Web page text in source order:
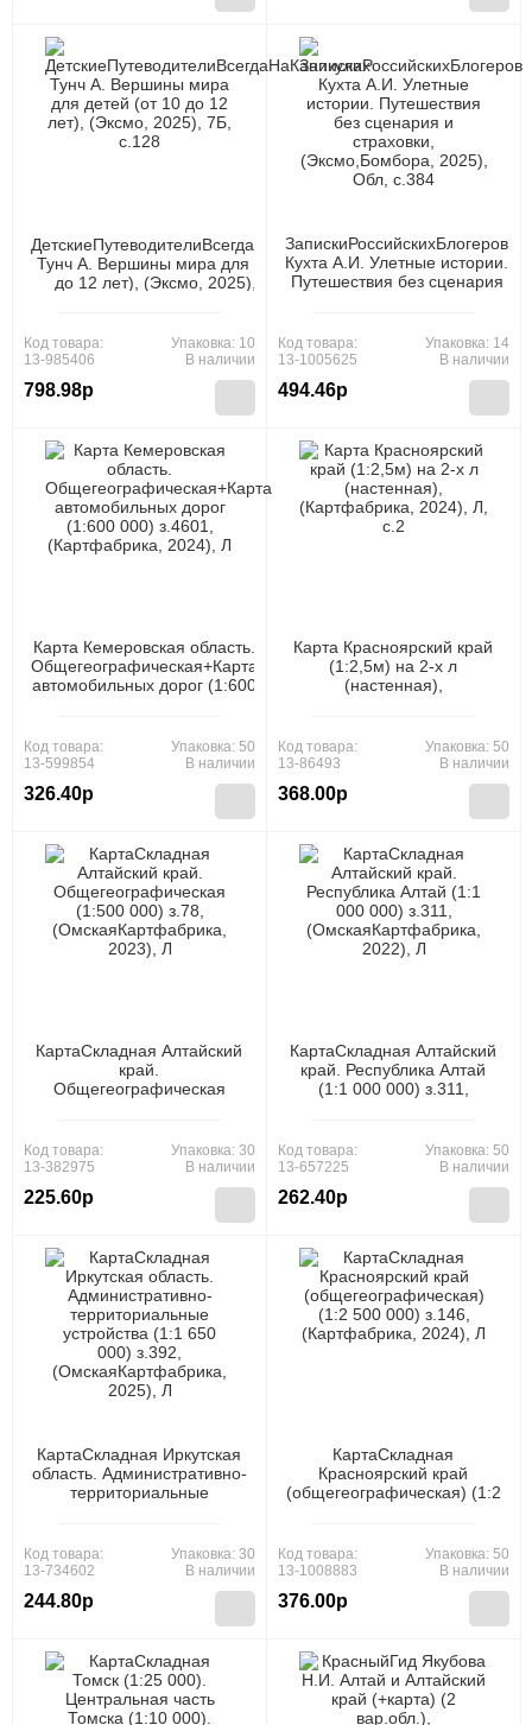
ДетскиеПутеводителиВсегдаНаКаникулах
Тунч А. Вершины мира для детей (от 10
до 12 лет), (Эксмо, 2025), 7Б, c.128
Код товара:
13-985406
798.98р
Упаковка: 10
В наличии
ЗапискиРоссийскихБлогеров
Кухта А.И. Улетные истории.
Путешествия без сценария
Обл, c.384
Код товара:
13-1005625
494.46р
Упаковка: 14
В наличии
Карта Кемеровская область.
Общегеографическая+Карта
автомобильных дорог (1:600
Код товара:
13-599854
326.40р
Упаковка: 50
В наличии
Карта Красноярский край
(1:2,5м) на 2-х л
(настенная),
Код товара:
13-86493
368.00р
Упаковка: 50
В наличии
КартаСкладная Алтайский
край.
Общегеографическая
2023), Л
Код товара:
13-382975
225.60р
Упаковка: 30
В наличии
КартаСкладная Алтайский
край. Республика Алтай
(1:1 000 000) з.311,
Код товара:
13-657225
262.40р
Упаковка: 50
В наличии
КартаСкладная Иркутская
область. Административно-
территориальные
(ОмскаяКартфабрика,
Код товара:
13-734602
244.80р
Упаковка: 30
В наличии
КартаСкладная
Красноярский край
(общегеографическая) (1:2
Код товара:
13-1008883
376.00р
Упаковка: 50
В наличии